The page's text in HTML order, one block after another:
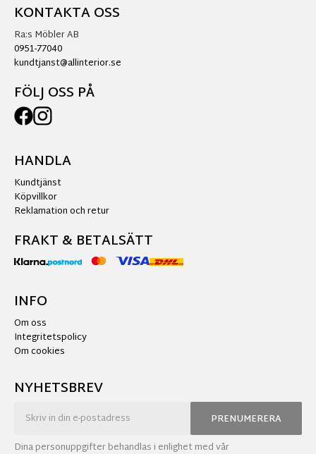
KONTAKTA OSS
Ra:s Möbler AB
0951-77040
kundtjanst@allinterior.se
FÖLJ OSS PÅ
HANDLA
Kundtjänst
Köpvillkor
Reklamation och retur
FRAKT & BETALSÄTT
INFO
Om oss
Integritetspolicy
Om cookies
NYHETSBREV
PRENUMERERA
Dina personuppgifter behandlas i enlighet med vår